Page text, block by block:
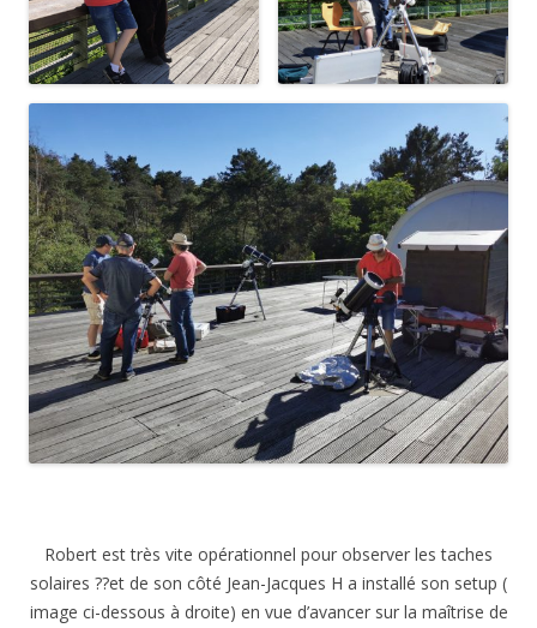
Robert est très vite opérationnel pour observer les taches
solaires ??et de son côté Jean-Jacques H a installé son setup (
image ci-dessous à droite) en vue d’avancer sur la maîtrise de